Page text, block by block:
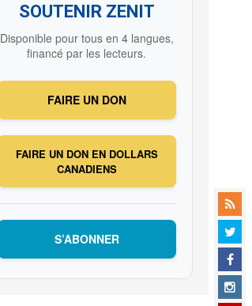
SOUTENIR ZENIT
Disponible pour tous en 4 langues,
financé par les lecteurs.
FAIRE UN DON
FAIRE UN DON EN DOLLARS
CANADIENS
S’ABONNER